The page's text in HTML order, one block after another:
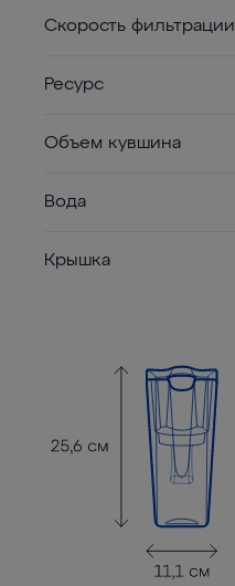
Скорость фильтрации
Ресурс
Объем кувшина
Вода
Крышка